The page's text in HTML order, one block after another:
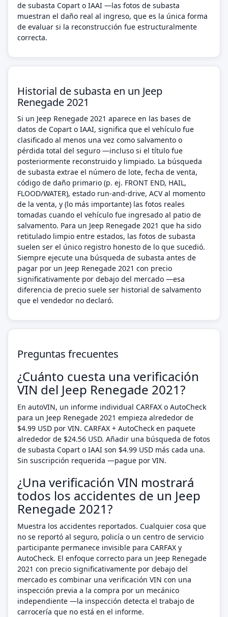
de subasta Copart o IAAI —las fotos de subasta
muestran el daño real al ingreso, que es la única forma
de evaluar si la reconstrucción fue estructuralmente
correcta.
Historial de subasta en un Jeep
Renegade 2021
Si un Jeep Renegade 2021 aparece en las bases de
datos de Copart o IAAI, significa que el vehículo fue
clasificado al menos una vez como salvamento o
pérdida total del seguro —incluso si el título fue
posteriormente reconstruido y limpiado. La búsqueda
de subasta extrae el número de lote, fecha de venta,
código de daño primario (p. ej. FRONT END, HAIL,
FLOOD/WATER), estado run-and-drive, ACV al momento
de la venta, y (lo más importante) las fotos reales
tomadas cuando el vehículo fue ingresado al patio de
salvamento. Para un Jeep Renegade 2021 que ha sido
retitulado limpio entre estados, las fotos de subasta
suelen ser el único registro honesto de lo que sucedió.
Siempre ejecute una búsqueda de subasta antes de
pagar por un Jeep Renegade 2021 con precio
significativamente por debajo del mercado —esa
diferencia de precio suele ser historial de salvamento
que el vendedor no declaró.
Preguntas frecuentes
¿Cuánto cuesta una verificación
VIN del Jeep Renegade 2021?
En autoVIN, un informe individual CARFAX o AutoCheck
para un Jeep Renegade 2021 empieza alrededor de
$4.99 USD por VIN. CARFAX + AutoCheck en paquete
alrededor de $24.56 USD. Añadir una búsqueda de fotos
de subasta Copart o IAAI son $4.99 USD más cada una.
Sin suscripción requerida —pague por VIN.
¿Una verificación VIN mostrará
todos los accidentes de un Jeep
Renegade 2021?
Muestra los accidentes reportados. Cualquier cosa que
no se reportó al seguro, policía o un centro de servicio
participante permanece invisible para CARFAX y
AutoCheck. El enfoque correcto para un Jeep Renegade
2021 con precio significativamente por debajo del
mercado es combinar una verificación VIN con una
inspección previa a la compra por un mecánico
independiente —la inspección detecta el trabajo de
carrocería que no está en el informe.